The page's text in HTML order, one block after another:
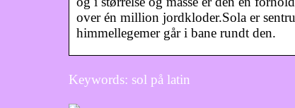
over én million jordkloder.Sola er
himmellegemer går i bane rundt den.
Keywords: sol på latin